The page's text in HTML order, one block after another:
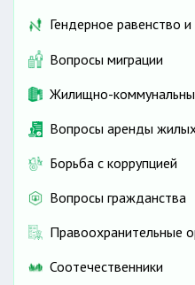
Гендерное равенство
Вопросы миграции
Жилищно-
Вопросы аренды
Борьба с коррупцией
Вопросы гражданства
Правоохранительные
Соотечественники